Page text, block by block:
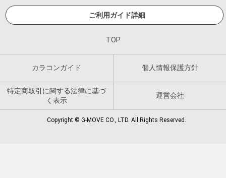
ご利用ガイド詳細
TOP
カラコンガイド 個人情報保護方針
特定商取引に関する法律に基づ
く表示
運営会社
Copyright © G-MOVE CO., LTD. All Rights Reserved.